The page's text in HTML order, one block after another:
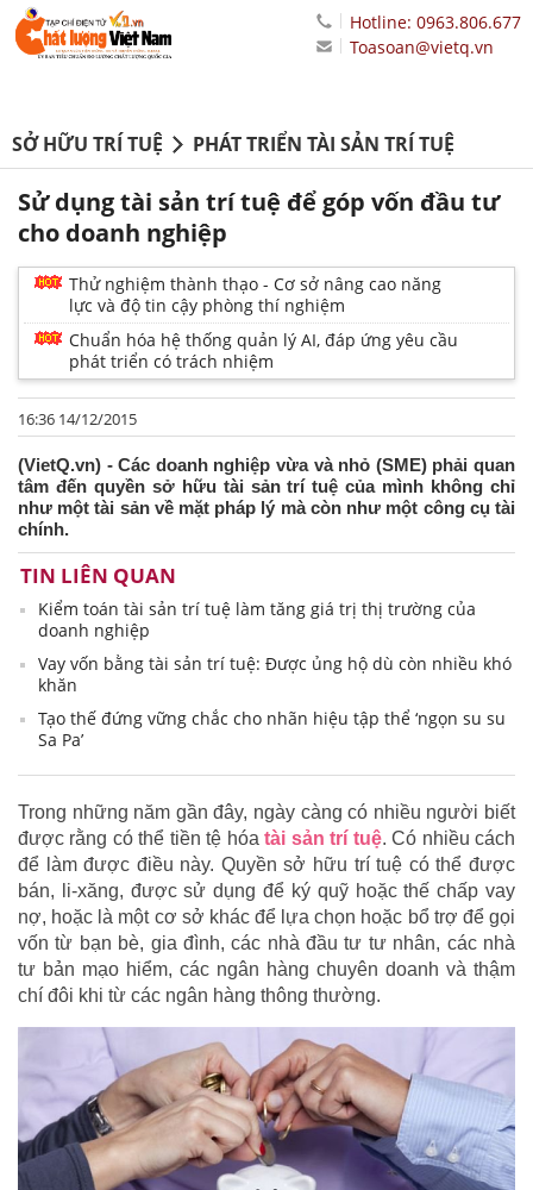
Hotline: 0963.806.677
Toasoan@vietq.vn
SỞ HỮU TRÍ TUỆ PHÁT TRIỂN TÀI SẢN TRÍ TUỆ
Sử dụng tài sản trí tuệ để góp vốn đầu tư
cho doanh nghiệp
Thử nghiệm thành thạo - Cơ sở nâng cao năng
lực và độ tin cậy phòng thí nghiệm
Chuẩn hóa hệ thống quản lý AI, đáp ứng yêu cầu
phát triển có trách nhiệm
16:36 14/12/2015
(VietQ.vn) - Các doanh nghiệp vừa và nhỏ (SME) phải quan
tâm đến quyền sở hữu tài sản trí tuệ của mình không chỉ
như một tài sản về mặt pháp lý mà còn như một công cụ tài
chính.
TIN LIÊN QUAN
Kiểm toán tài sản trí tuệ làm tăng giá trị thị trường của
doanh nghiệp
Vay vốn bằng tài sản trí tuệ: Được ủng hộ dù còn nhiều khó
khăn
Tạo thế đứng vững chắc cho nhãn hiệu tập thể ‘ngọn su su
Sa Pa’
Trong những năm gần đây, ngày càng có nhiều người biết
được rằng có thể tiền tệ hóatài sản trí tuệ. Có nhiều cách
để làm được điều này. Quyền sở hữu trí tuệ có thể được
bán, li-xăng, được sử dụng để ký quỹ hoặc thế chấp vay
nợ, hoặc là một cơ sở khác để lựa chọn hoặc bổ trợ để gọi
vốn từ bạn bè, gia đình, các nhà đầu tư tư nhân, các nhà
tư bản mạo hiểm, các ngân hàng chuyên doanh và thậm
chí đôi khi từ các ngân hàng thông thường.